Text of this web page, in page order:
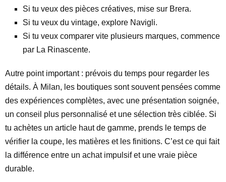
Si tu veux des pièces créatives, mise sur Brera.
Si tu veux du vintage, explore Navigli.
Si tu veux comparer vite plusieurs marques, commence
par La Rinascente.
Autre point important : prévois du temps pour regarder les
détails. À Milan, les boutiques sont souvent pensées comme
des expériences complètes, avec une présentation soignée,
un conseil plus personnalisé et une sélection très ciblée. Si
tu achètes un article haut de gamme, prends le temps de
vérifier la coupe, les matières et les finitions. C’est ce qui fait
la différence entre un achat impulsif et une vraie pièce
durable.